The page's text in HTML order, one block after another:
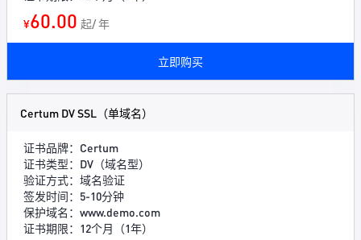
¥60.00 起/ 年
立即购买
Certum DV SSL（单域名）
证书品牌：Certum
证书类型：DV（域名型）
验证方式：域名验证
签发时间：5-10分钟
保护域名：www.demo.com
证书期限：12个月（1年）